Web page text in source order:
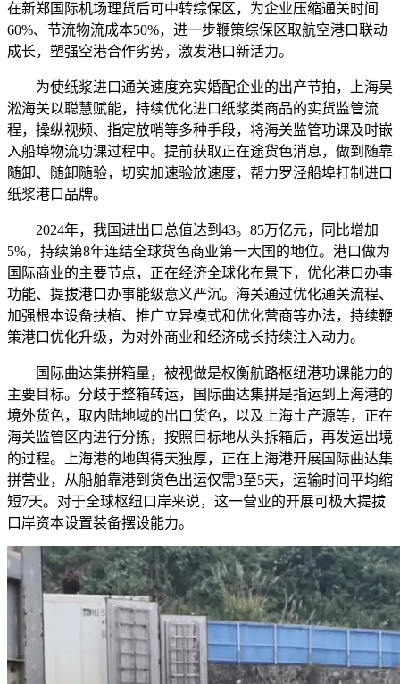
在新郑国际机场理货后可中转综保区，为企业压缩通关时间
60%、节流物流成本50%，进一步鞭策综保区取航空港口联动
成长，塑强空港合作劣势，激发港口新活力。
为使纸浆进口通关速度充实婚配企业的出产节拍，上海吴
淞海关以聪慧赋能，持续优化进口纸浆类商品的实货监管流
程，操纵视频、指定放哨等多种手段，将海关监管功课及时嵌
入船埠物流功课过程中。提前获取正在途货色消息，做到随靠
随卸、随卸随验，切实加速验放速度，帮力罗泾船埠打制进口
纸浆港口品牌。
2024年，我国进出口总值达到43。85万亿元，同比增加
5%，持续第8年连结全球货色商业第一大国的地位。港口做为
国际商业的主要节点，正在经济全球化布景下，优化港口办事
功能、提拔港口办事能级意义严沉。海关通过优化通关流程、
加强根本设备扶植、推广立异模式和优化营商等办法，持续鞭
策港口优化升级，为对外商业和经济成长持续注入动力。
国际曲达集拼箱量，被视做是权衡航路枢纽港功课能力的
主要目标。分歧于整箱转运，国际曲达集拼是指运到上海港的
境外货色，取内陆地域的出口货色，以及上海土产源等，正在
海关监管区内进行分拣，按照目标地从头拆箱后，再发运出境
的过程。上海港的地舆得天独厚，正在上海港开展国际曲达集
拼营业，从船舶靠港到货色出运仅需3至5天，运输时间平均缩
短7天。对于全球枢纽口岸来说，这一营业的开展可极大提拔
口岸资本设置装备摆设能力。